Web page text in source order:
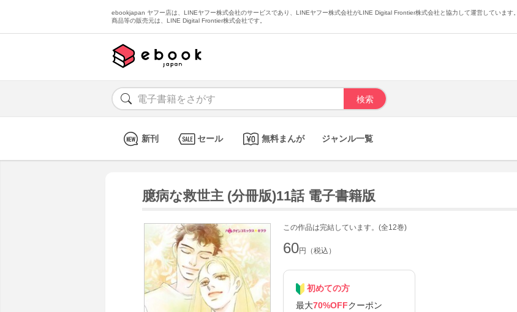
ebookjapan ヤフー店は、LINEヤフー株式会社のサービスであり、LINEヤフー株式会社がLINE Digital Frontier株式会社と協力して運営しています。
商品等の販売元は、LINE Digital Frontier株式会社です。
新刊 セール 無料まんが ジャンル一覧
臆病な救世主 (分冊版)11話 電子書籍版
この作品は完結しています。(全12巻)
60円（税込）
初めての方
最大70%OFFクーポン